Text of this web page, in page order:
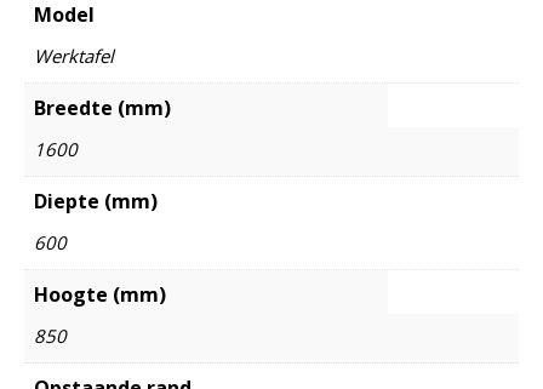
Model
Werktafel
Breedte (mm)
1600
Diepte (mm)
600
Hoogte (mm)
850